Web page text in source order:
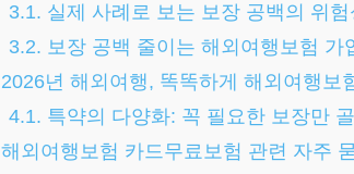
3.1. 실제 사례로 보는 보장 공백의 위험
3.2. 보장 공백 줄이는 해외여행보험 가
2026년 해외여행, 똑똑하게 해외여행보
4.1. 특약의 다양화: 꼭 필요한 보장만
해외여행보험 카드무료보험 관련 자주